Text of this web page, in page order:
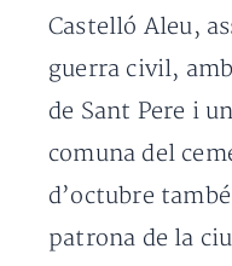
Castelló Aleu,
guerra civil,
de Sant Pere i
comuna del
d’octubre
patrona de la